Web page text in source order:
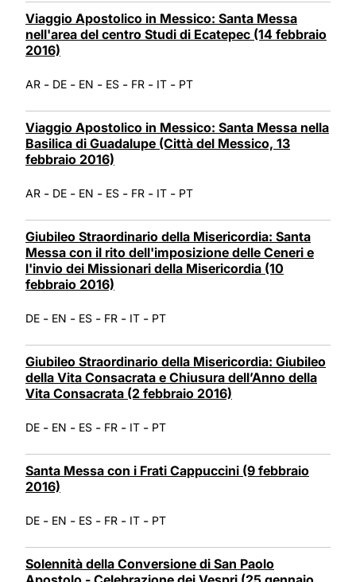
Viaggio Apostolico in Messico: Santa Messa
nell'area del centro Studi di Ecatepec (14 febbraio
2016)
AR - DE - EN - ES - FR - IT - PT
Viaggio Apostolico in Messico: Santa Messa nella
Basilica di Guadalupe (Città del Messico, 13
febbraio 2016)
AR - DE - EN - ES - FR - IT - PT
Giubileo Straordinario della Misericordia: Santa
Messa con il rito dell'imposizione delle Ceneri e
l'invio dei Missionari della Misericordia (10
febbraio 2016)
DE - EN - ES - FR - IT - PT
Giubileo Straordinario della Misericordia: Giubileo
della Vita Consacrata e Chiusura dell’Anno della
Vita Consacrata (2 febbraio 2016)
DE - EN - ES - FR - IT - PT
Santa Messa con i Frati Cappuccini (9 febbraio
2016)
DE - EN - ES - FR - IT - PT
Solennità della Conversione di San Paolo